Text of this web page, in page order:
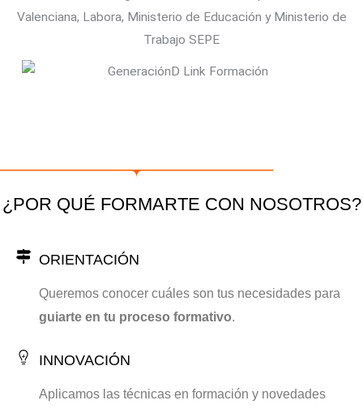
¿POR QUÉ FORMARTE CON NOSOTROS?
ORIENTACIÓN
Queremos conocer cuáles son tus necesidades para
guiarte en tu proceso formativo.
INNOVACIÓN
Aplicamos las técnicas en formación y novedades